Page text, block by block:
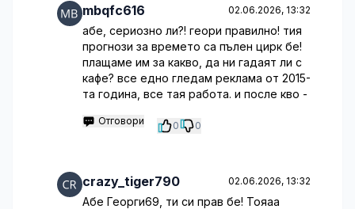
mbqfc616 02.06.2026, 13:32
абе, сериозно ли?! геори правилно! тия
прогнози за времето са пълен цирк бе!
плащаме им за какво, да ни гадаят ли с
кафе? все едно гледам реклама от 2015-
та година, все тая работа. и после кво -
Отговори 0 0
crazy_tiger790 02.06.2026, 13:32
Абе Георги69, ти си прав бе! Тояaа